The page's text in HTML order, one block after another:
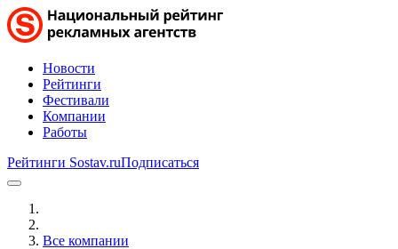
Новости
Рейтинги
Фестивали
Компании
Работы
Рейтинги Sostav.ruПодписаться
Все компании